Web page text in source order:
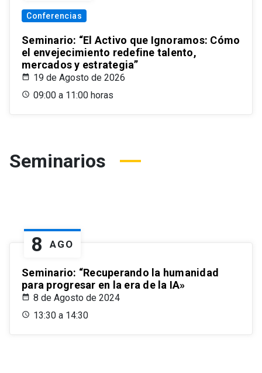
Conferencias
Seminario: “El Activo que Ignoramos: Cómo
el envejecimiento redefine talento,
mercados y estrategia”
19 de Agosto de 2026
09:00 a 11:00 horas
Seminarios
8 AGO
Seminario: “Recuperando la humanidad
para progresar en la era de la IA»
8 de Agosto de 2024
13:30 a 14:30